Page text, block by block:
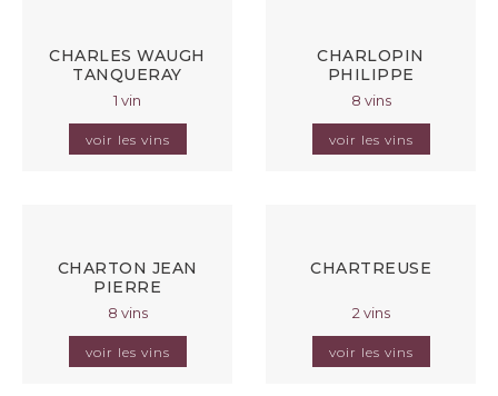
CHARLES WAUGH
TANQUERAY
1 vin
voir les vins
CHARLOPIN
PHILIPPE
8 vins
voir les vins
CHARTON JEAN
PIERRE
8 vins
voir les vins
CHARTREUSE
2 vins
voir les vins